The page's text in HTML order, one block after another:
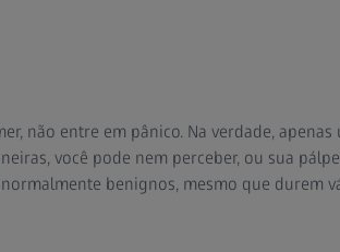
não entre em pânico. Na verdade, apenas
você pode nem perceber, ou sua
benignos, mesmo que durem